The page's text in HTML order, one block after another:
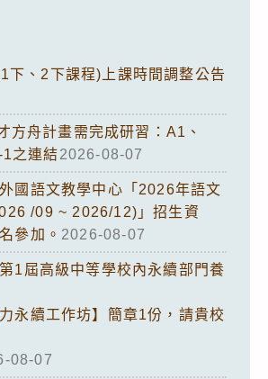
下、2下課程)上課時間調整公告
方舟計畫需完成研習：A1、
之連結2026-08-07
國語文教學中心「2026年語文
/09 ~ 2026/12)」招生資
參加。 2026-08-07
1屆高級中等學校內永續部門養
永續工作坊】簡章1份，請貴校
08-07